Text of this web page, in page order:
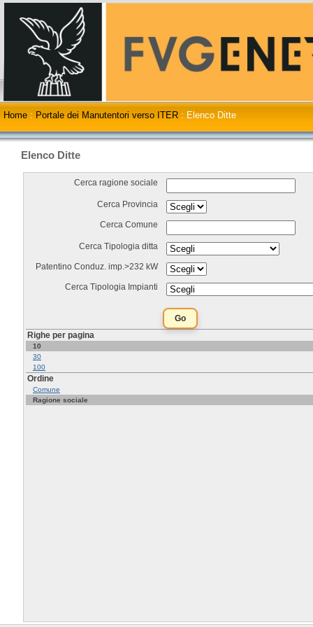
Home : Portale dei Manutentori verso ITER : Elenco Ditte
Elenco Ditte
Cerca ragione sociale
Cerca Provincia
Cerca Comune
Cerca Tipologia ditta
Patentino Conduz. imp.>232 kW
Cerca Tipologia Impianti
Righe per pagina
10
30
100
Ordine
Comune
Ragione sociale